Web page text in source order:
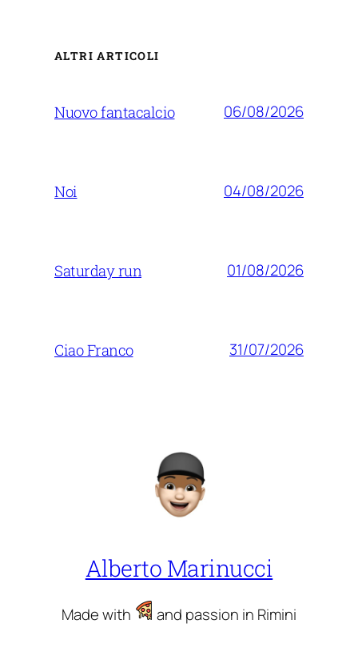
ALTRI ARTICOLI
Nuovo fantacalcio 06/08/2026
Noi 04/08/2026
Saturday run 01/08/2026
Ciao Franco 31/07/2026
Alberto Marinucci
Made with and passion in Rimini